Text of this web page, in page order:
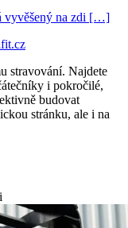
vyvěšený na zdi […]
stravování. Najdete
i pokročilé,
budovat
stránku, ale i na